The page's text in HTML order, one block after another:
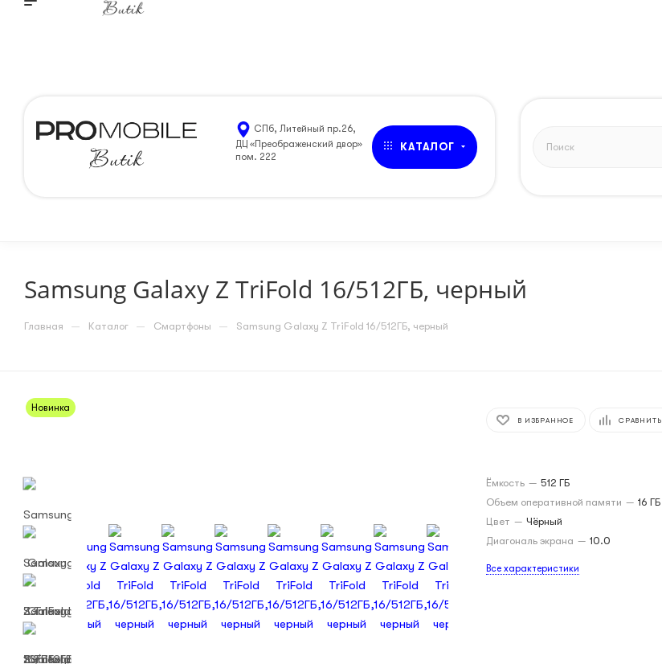
СПб, Литейный пр.26,
ДЦ «Преображенский двор»
пом. 222
КАТАЛОГ
Samsung Galaxy Z TriFold 16/512ГБ, черный
Главная — Каталог — Смартфоны — Samsung Galaxy Z TriFold 16/512ГБ, черный
Новинка
В ИЗБРАННОЕ СРАВНИТЬ
Ёмкость — 512 ГБ
Объем оперативной памяти — 16 ГБ
Цвет — Чёрный
Диагональ экрана — 10.0
Все характеристики